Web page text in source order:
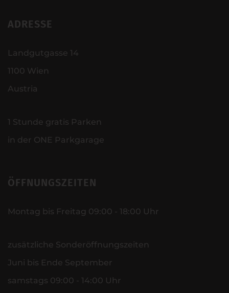
ADRESSE
Landgutgasse 14
1100 Wien
Austria
1 Stunde gratis Parken
in der ONE Parkgarage
ÖFFNUNGSZEITEN
Montag bis Freitag 09:00 - 18:00 Uhr
zusätzliche Sonderöffnungszeiten
Juni bis Ende September
samstags 09:00 - 14:00 Uhr